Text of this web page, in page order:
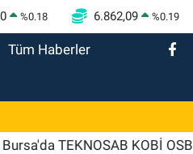
%0.18 6.862,09 %0.19
Tüm Haberler
TEKNOSAB KOBİ OSB